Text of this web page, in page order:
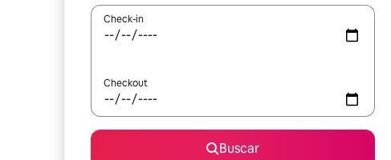
Check-in
Checkout
Buscar